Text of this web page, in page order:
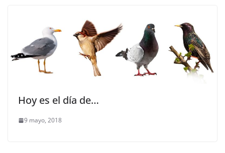
Hoy es el día de…
9 mayo, 2018